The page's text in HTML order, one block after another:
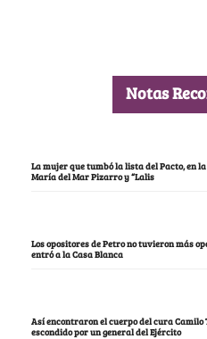
Notas
La mujer que tumbó la lista del Pacto, en
María del Mar Pizarro y “Lalis
Los opositores de Petro no tuvieron más
entró a la Casa Blanca
Así encontraron el cuerpo del cura Camilo
escondido por un general del Ejército